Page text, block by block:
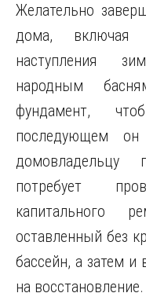
Желательно
дома, включая
наступления
народным
фундамент,
последующем он
домовладельцу
потребует
капитального
оставленный без
бассейн, а затем и
на восстановление.